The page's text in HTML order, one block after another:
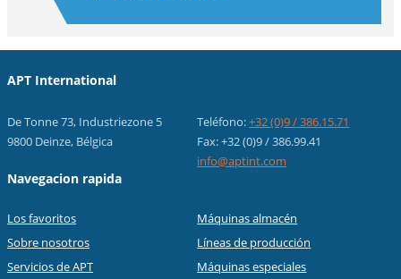
APT International
De Tonne 73, Industriezone 5
9800 Deinze, Bélgica
Teléfono:+32 (0)9 / 386.15.71
Fax: +32 (0)9 / 386.99.41
info@aptint.com
Navegacion rapida
Los favoritos
Sobre nosotros
Servicios de APT
Máquinas almacén
Líneas de producción
Máquinas especiales